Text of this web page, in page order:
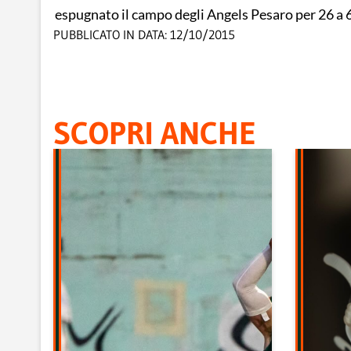
espugnato il campo degli Angels Pesaro per 26 a
PUBBLICATO IN DATA: 12/10/2015
SCOPRI ANCHE